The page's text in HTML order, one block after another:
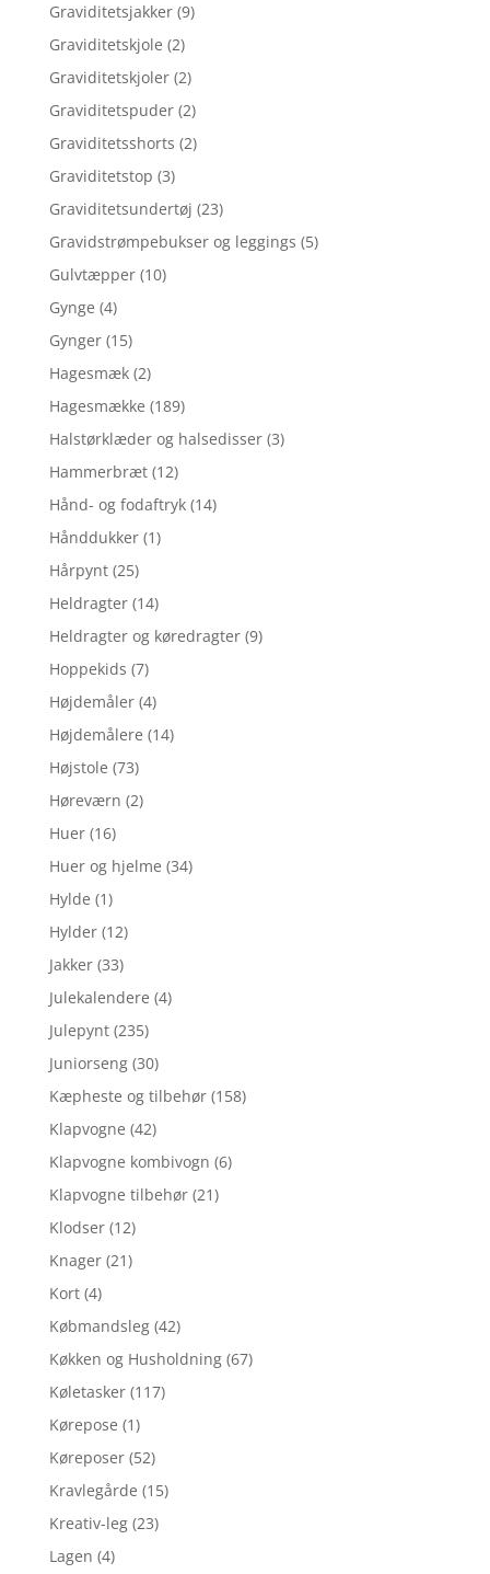
Graviditetsjakker (9)
Graviditetskjole (2)
Graviditetskjoler (2)
Graviditetspuder (2)
Graviditetsshorts (2)
Graviditetstop (3)
Graviditetsundertøj (23)
Gravidstrømpebukser og leggings (5)
Gulvtæpper (10)
Gynge (4)
Gynger (15)
Hagesmæk (2)
Hagesmække (189)
Halstørklæder og halsedisser (3)
Hammerbræt (12)
Hånd- og fodaftryk (14)
Hånddukker (1)
Hårpynt (25)
Heldragter (14)
Heldragter og køredragter (9)
Hoppekids (7)
Højdemåler (4)
Højdemålere (14)
Højstole (73)
Høreværn (2)
Huer (16)
Huer og hjelme (34)
Hylde (1)
Hylder (12)
Jakker (33)
Julekalendere (4)
Julepynt (235)
Juniorseng (30)
Kæpheste og tilbehør (158)
Klapvogne (42)
Klapvogne kombivogn (6)
Klapvogne tilbehør (21)
Klodser (12)
Knager (21)
Kort (4)
Købmandsleg (42)
Køkken og Husholdning (67)
Køletasker (117)
Kørepose (1)
Køreposer (52)
Kravlegårde (15)
Kreativ-leg (23)
Lagen (4)